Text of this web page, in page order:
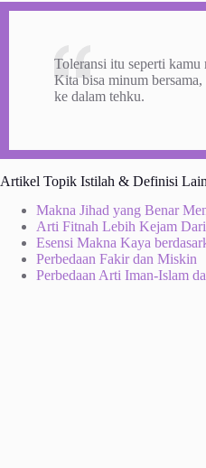
Toleransi itu seperti
Kita bisa minum
ke dalam tehku.
Artikel Topik Istilah & Definisi
Makna Jihad yang Benar
Arti Fitnah Lebih Kejam
Esensi Makna Kaya
Perbedaan Fakir dan Miskin
Perbedaan Arti Iman-Islam